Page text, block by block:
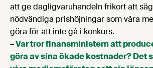
att ge dagligvaruhandeln frikort att
nödvändiga prishöjningar som våra
göra för att inte gå i konkurs.
–Var tror finansministern att
göra av sina ökade kostnader? Det